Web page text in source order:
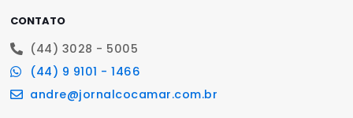
CONTATO
(44) 3028 - 5005
(44) 9 9101 - 1466
andre@jornalcocamar.com.br